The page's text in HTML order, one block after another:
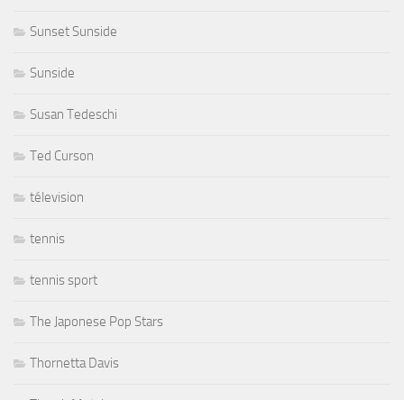
Sunset Sunside
Sunside
Susan Tedeschi
Ted Curson
télevision
tennis
tennis sport
The Japonese Pop Stars
Thornetta Davis